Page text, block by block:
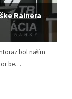
Rainera
bol naším
be…